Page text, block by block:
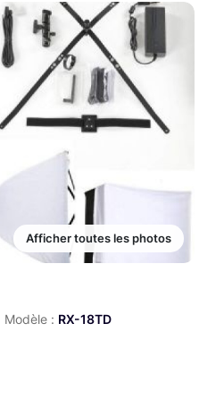
Afficher toutes les photos
Modèle : RX-18TD